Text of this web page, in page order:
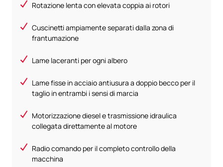
Rotazione lenta con elevata coppia ai rotori
Cuscinetti ampiamente separati dalla zona di
frantumazione
Lame laceranti per ogni albero
Lame fisse in acciaio antiusura a doppio becco per il
taglio in entrambi i sensi di marcia
Motorizzazione diesel e trasmissione idraulica
collegata direttamente al motore
Radio comando per il completo controllo della
macchina